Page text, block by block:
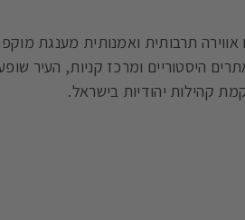
תרבותית ואמנותית מענגת
היסטוריים ומרכז קניות, העיר
קהילות יהודיות בישראל.